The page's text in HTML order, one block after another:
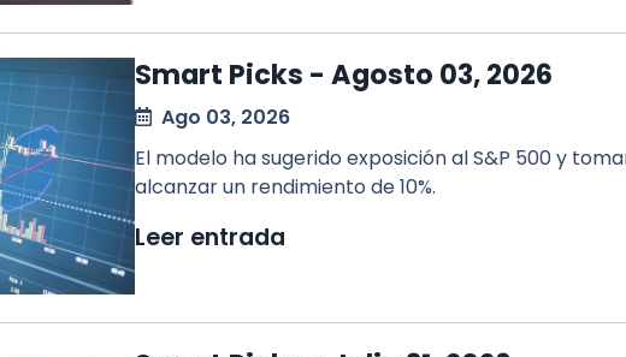
Smart Picks - Agosto 03, 2026
Ago 03, 2026
El modelo ha sugerido exposición al S&P 500 y
alcanzar un rendimiento de 10%.
Leer entrada